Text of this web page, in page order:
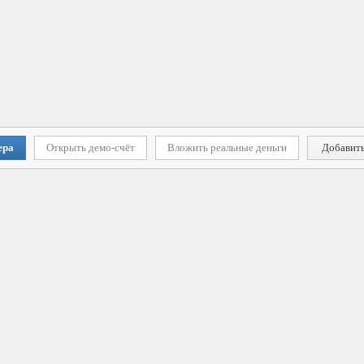
Открыть демо-счёт Вложить реальные деньги